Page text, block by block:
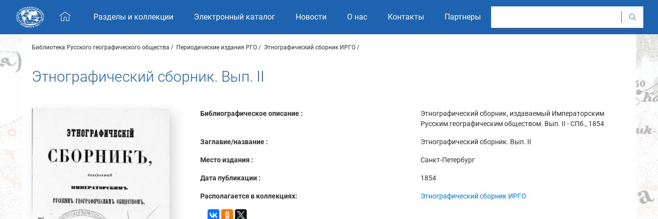
Skip navigation
Разделы и коллекции Электронный каталог Новости О нас Контакты Партнеры
Библиотека Русского географического общества Периодические издания РГО Этнографический сборник ИРГО
Этнографический сборник. Вып. II
Библиографическое описание :
Этнографический сборник, издаваемый Императорским
Русским географическим обществом. Вып. II - СПб., 1854
Заглавие/название : Этнографический сборник. Вып. II
Место издания : Санкт-Петербург
Дата публикации : 1854
Располагается в коллекциях: Этнографический сборник ИРГО